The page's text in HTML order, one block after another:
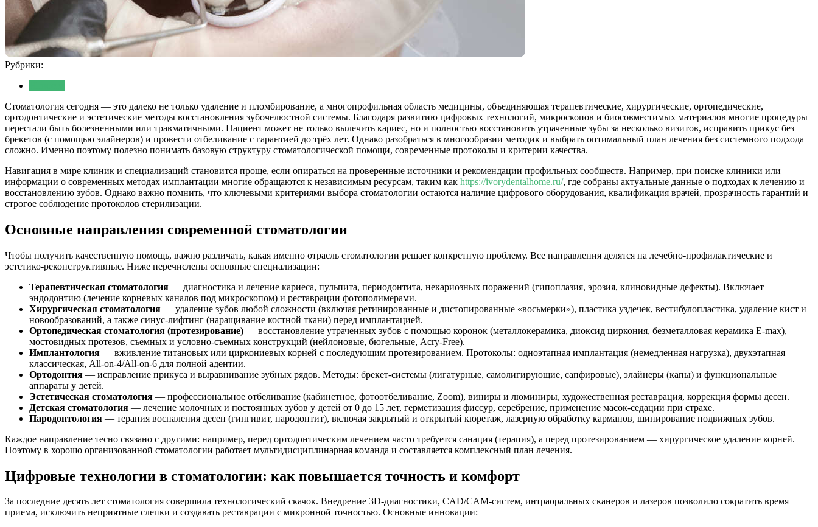
Рубрики:
Стоматология сегодня — это далеко не только удаление и пломбирование, а многопрофильная область медицины, объединяющая терапевтические, хирургические, ортопедические,
ортодонтические и эстетические методы восстановления зубочелюстной системы. Благодаря развитию цифровых технологий, микроскопов и биосовместимых материалов многие процедуры
перестали быть болезненными или травматичными. Пациент может не только вылечить кариес, но и полностью восстановить утраченные зубы за несколько визитов, исправить прикус без
брекетов (с помощью элайнеров) и провести отбеливание с гарантией до трёх лет. Однако разобраться в многообразии методик и выбрать оптимальный план лечения без системного подхода
сложно. Именно поэтому полезно понимать базовую структуру стоматологической помощи, современные протоколы и критерии качества.
Навигация в мире клиник и специализаций становится проще, если опираться на проверенные источники и рекомендации профильных сообществ. Например, при поиске клиники или
информации о современных методах имплантации многие обращаются к независимым ресурсам, таким как https://ivorydentalhome.ru/, где собраны актуальные данные о подходах к лечению и
восстановлению зубов. Однако важно помнить, что ключевыми критериями выбора стоматологии остаются наличие цифрового оборудования, квалификация врачей, прозрачность гарантий и
строгое соблюдение протоколов стерилизации.
Основные направления современной стоматологии
Чтобы получить качественную помощь, важно различать, какая именно отрасль стоматологии решает конкретную проблему. Все направления делятся на лечебно-профилактические и
эстетико-реконструктивные. Ниже перечислены основные специализации:
Терапевтическая стоматология — диагностика и лечение кариеса, пульпита, периодонтита, некариозных поражений (гипоплазия, эрозия, клиновидные дефекты). Включает
эндодонтию (лечение корневых каналов под микроскопом) и реставрации фотополимерами.
Хирургическая стоматология — удаление зубов любой сложности (включая ретинированные и дистопированные «восьмерки»), пластика уздечек, вестибулопластика, удаление кист и
новообразований, а также синус-лифтинг (наращивание костной ткани) перед имплантацией.
Ортопедическая стоматология (протезирование) — восстановление утраченных зубов с помощью коронок (металлокерамика, диоксид циркония, безметалловая керамика E-max),
мостовидных протезов, съемных и условно-съемных конструкций (нейлоновые, бюгельные, Acry-Free).
Имплантология — вживление титановых или циркониевых корней с последующим протезированием. Протоколы: одноэтапная имплантация (немедленная нагрузка), двухэтапная
классическая, All-on-4/All-on-6 для полной адентии.
Ортодонтия — исправление прикуса и выравнивание зубных рядов. Методы: брекет-системы (лигатурные, самолигирующие, сапфировые), элайнеры (капы) и функциональные
аппараты у детей.
Эстетическая стоматология — профессиональное отбеливание (кабинетное, фотоотбеливание, Zoom), виниры и люминиры, художественная реставрация, коррекция формы десен.
Детская стоматология — лечение молочных и постоянных зубов у детей от 0 до 15 лет, герметизация фиссур, серебрение, применение масок-седации при страхе.
Пародонтология — терапия воспаления десен (гингивит, пародонтит), включая закрытый и открытый кюретаж, лазерную обработку карманов, шинирование подвижных зубов.
Каждое направление тесно связано с другими: например, перед ортодонтическим лечением часто требуется санация (терапия), а перед протезированием — хирургическое удаление корней.
Поэтому в хорошо организованной стоматологии работает мультидисциплинарная команда и составляется комплексный план лечения.
Цифровые технологии в стоматологии: как повышается точность и комфорт
За последние десять лет стоматология совершила технологический скачок. Внедрение 3D-диагностики, CAD/CAM-систем, интраоральных сканеров и лазеров позволило сократить время
приема, исключить неприятные слепки и создавать реставрации с микронной точностью. Основные инновации: